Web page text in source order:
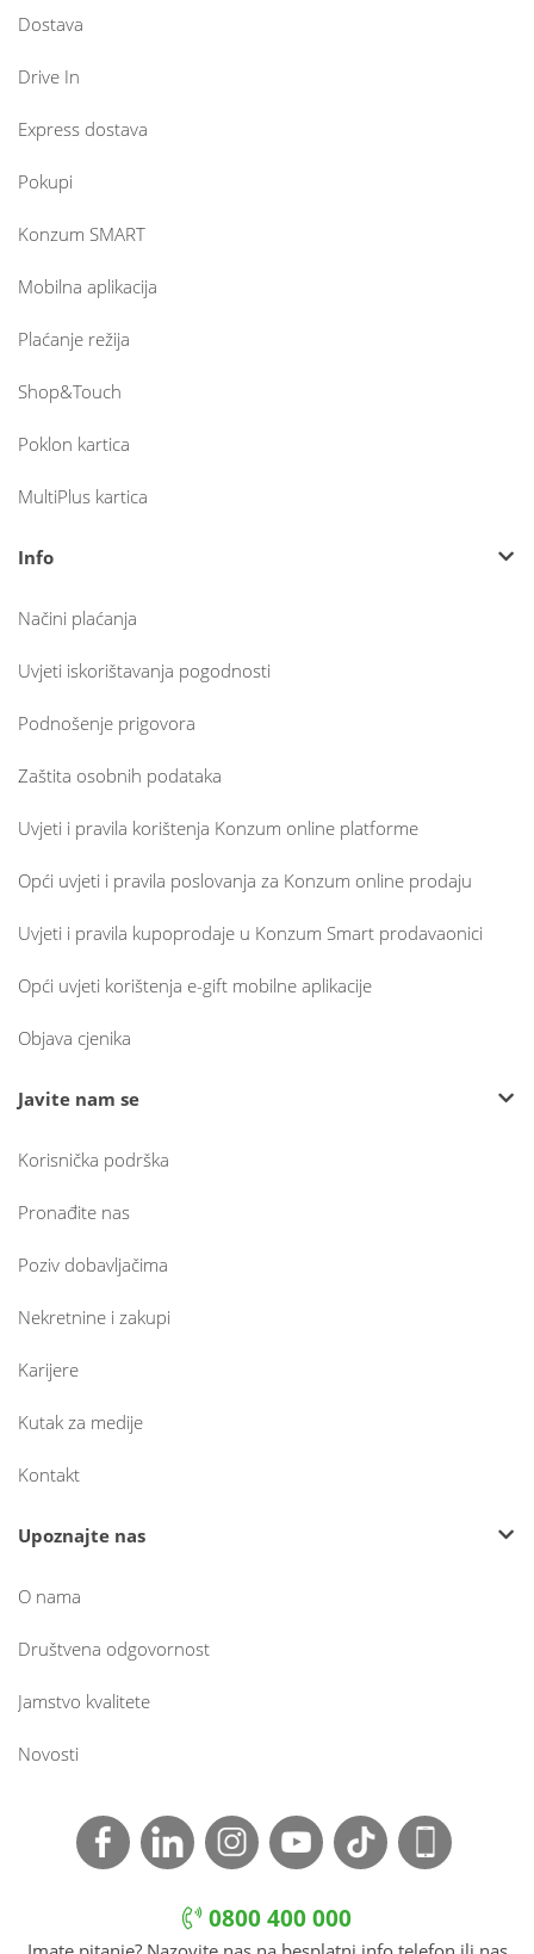
Dostava
Drive In
Express dostava
Pokupi
Konzum SMART
Mobilna aplikacija
Plaćanje režija
Shop&Touch
Poklon kartica
MultiPlus kartica
Info
Načini plaćanja
Uvjeti iskorištavanja pogodnosti
Podnošenje prigovora
Zaštita osobnih podataka
Uvjeti i pravila korištenja Konzum online platforme
Opći uvjeti i pravila poslovanja za Konzum online prodaju
Uvjeti i pravila kupoprodaje u Konzum Smart prodavaonici
Opći uvjeti korištenja e-gift mobilne aplikacije
Objava cjenika
Javite nam se
Korisnička podrška
Pronađite nas
Poziv dobavljačima
Nekretnine i zakupi
Karijere
Kutak za medije
Kontakt
Upoznajte nas
O nama
Društvena odgovornost
Jamstvo kvalitete
Novosti
0800 400 000